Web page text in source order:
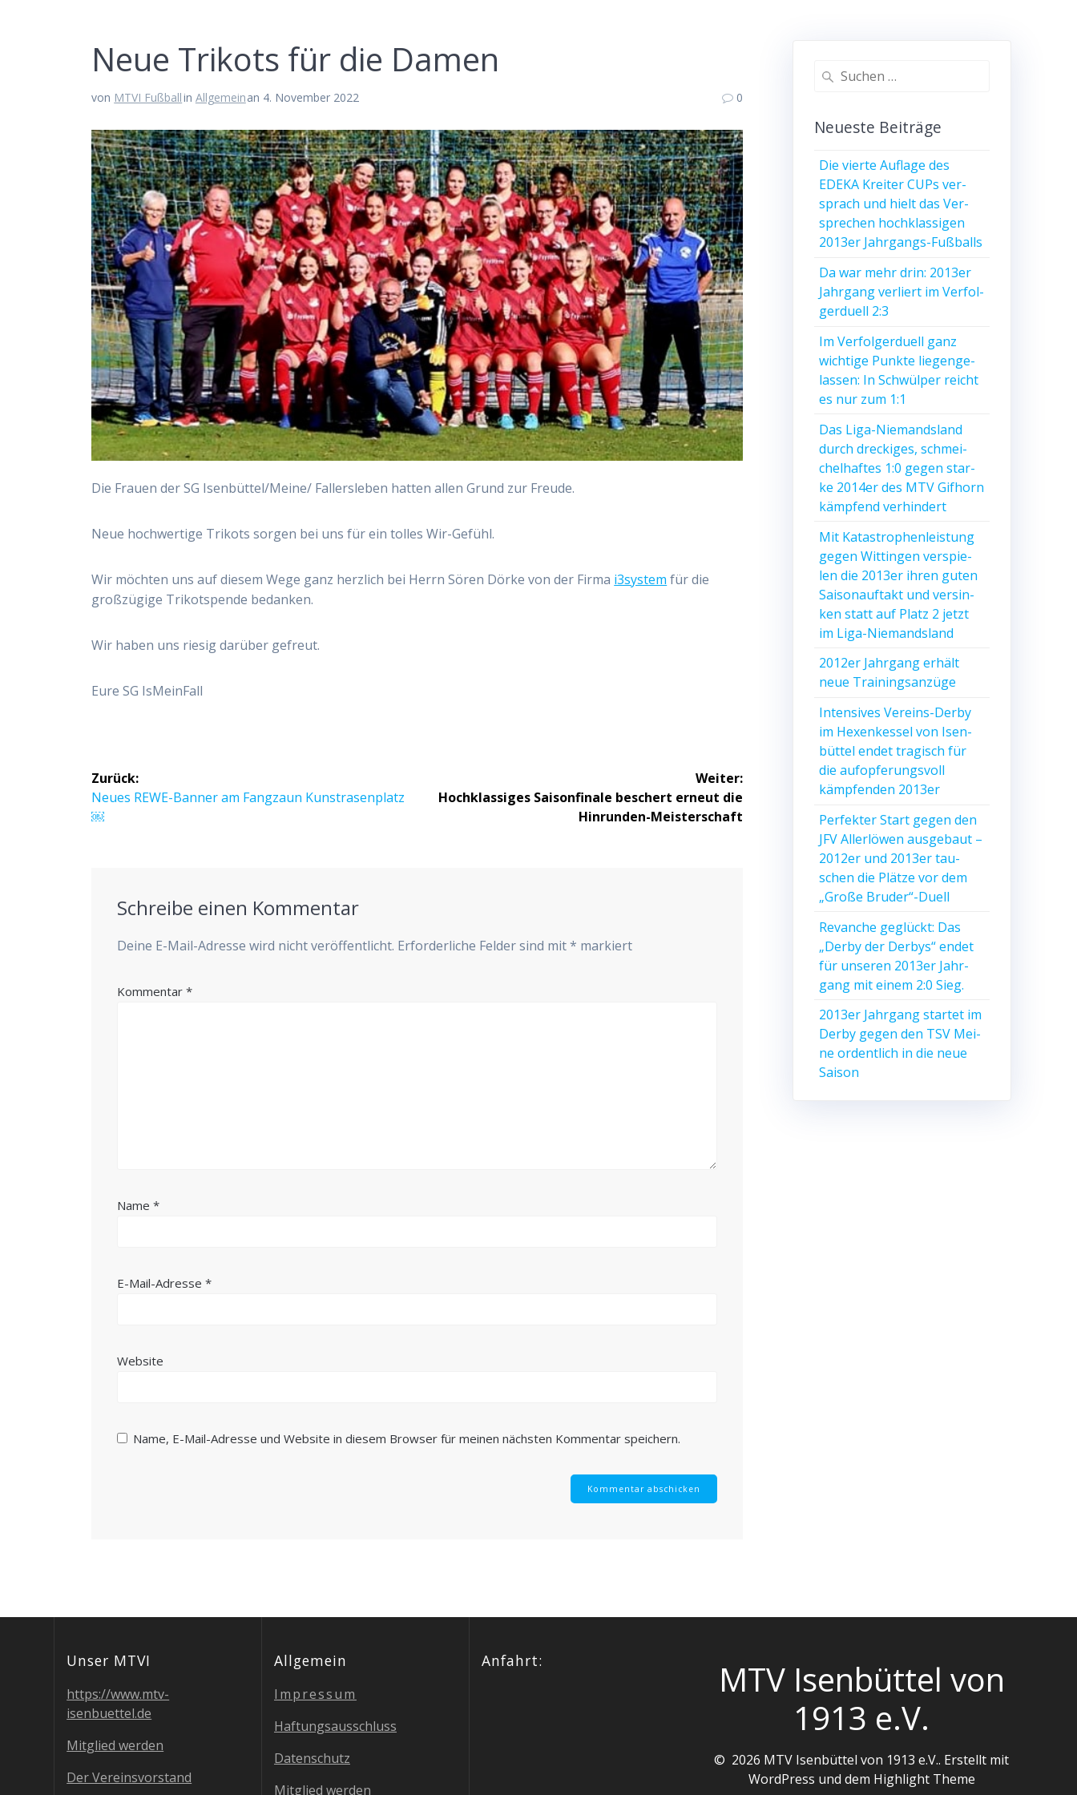
Neue Tri­kots für die Damen
von MTVI Fußballin Allgemeinan 4. November 2022 0
Die Frau­en der SG Isenbüttel/​Meine/​ Fal­lers­le­ben hat­ten allen Grund zur Freude.
Neue hoch­wer­ti­ge Tri­kots sor­gen bei uns für ein tol­les Wir-Gefühl.
Wir möch­ten uns auf die­sem Wege ganz herz­lich bei Herrn Sören Dör­ke von der Fir­ma i3system für die
groß­zü­gi­ge Tri­kot­spen­de bedanken.
Wir haben uns rie­sig dar­über gefreut.
Eure SG IsMeinFall
Beitragsnavigation
Zurück:
Vorheriger
Beitrag:
Neu­es REWE-Ban­ner am Fang­zaun Kunstrasenplatz
￼
Weiter:
Nächster
Hoch­klas­si­ges Sai­son­fi­na­le beschert erneut die
Hinrunden-Meisterschaft
Schreibe einen Kommentar
Deine E-Mail-Adresse wird nicht veröffentlicht. Erforderliche Felder sind mit* markiert
Kommentar*
Name*
E-Mail-Adresse*
Website
Name, E-Mail-Adresse und Website in diesem Browser für meinen nächsten Kommentar speichern.
Suche
Neu­es­te Beiträge
Die vier­te Auf­la­ge des
EDEKA Krei­ter CUPs ver­
sprach und hielt das Ver­
spre­chen hoch­klas­si­gen
2013er Jahrgangs-Fußballs
Da war mehr drin: 2013er
Jahr­gang ver­liert im Ver­fol­
ger­du­ell 2:3
Im Ver­fol­ger­du­ell ganz
wich­ti­ge Punk­te lie­gen­ge­
las­sen: In Schwül­per reicht
es nur zum 1:1
Das Liga-Nie­mands­land
durch dre­cki­ges, schmei­
chel­haf­tes 1:0 gegen star­
ke 2014er des MTV Gif­horn
kämp­fend verhindert
Mit Kata­stro­phen­leis­tung
gegen Wit­tin­gen ver­spie­
len die 2013er ihren guten
Sai­son­auf­takt und ver­sin­
ken statt auf Platz 2 jetzt
im Liga-Niemandsland
2012er Jahr­gang erhält
neue Trainingsanzüge
Inten­si­ves Ver­eins-Der­by
im Hexen­kes­sel von Isen­
büt­tel endet tra­gisch für
die auf­op­fe­rungs­voll
kämp­fen­den 2013er
Per­fek­ter Start gegen den
JFV Aller­lö­wen aus­ge­baut –
2012er und 2013er tau­
schen die Plät­ze vor dem
„Gro­ße Bruder“-Duell
Revan­che geglückt: Das
„Der­by der Der­bys“ endet
für unse­ren 2013er Jahr­
gang mit einem 2:0 Sieg.
2013er Jahr­gang star­tet im
Der­by gegen den TSV Mei­
ne ordent­lich in die neue
Saison
Unser MTVI
https://www.mtv-
isenbuettel.de
Mit­glied werden
Der Ver­eins­vor­stand
All­ge­mein
Impres­sum
Haf­tungs­aus­schluss
Daten­schutz
Mit­glied werden
Anfahrt:
MTV Isenbüttel von
1913 e.V.
© 2026 MTV Isenbüttel von 1913 e.V.. Erstellt mit
WordPress und dem Highlight Theme